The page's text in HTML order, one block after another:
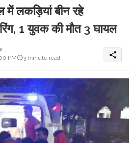
लकड़ियां बीन रहे
1 युवक की मौत 3 घायल
PM
3 minute read share